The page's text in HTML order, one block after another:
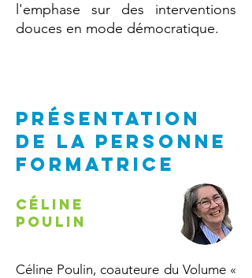
l'emphase sur des interventions
douces en mode démocratique.
PRÉSENTATION
DE la personne
formatrice
Céline
Poulin
Céline Poulin, coauteure du Volume «